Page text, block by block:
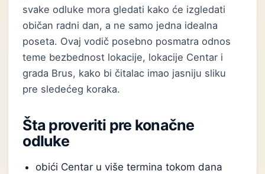
svake odluke mora gledati kako će izgledati
običan radni dan, a ne samo jedna idealna
poseta. Ovaj vodič posebno posmatra odnos
teme bezbednost lokacije, lokacije Centar i
grada Brus, kako bi čitalac imao jasniju sliku
pre sledećeg koraka.
Šta proveriti pre konačne
odluke
obići Centar u više termina tokom dana